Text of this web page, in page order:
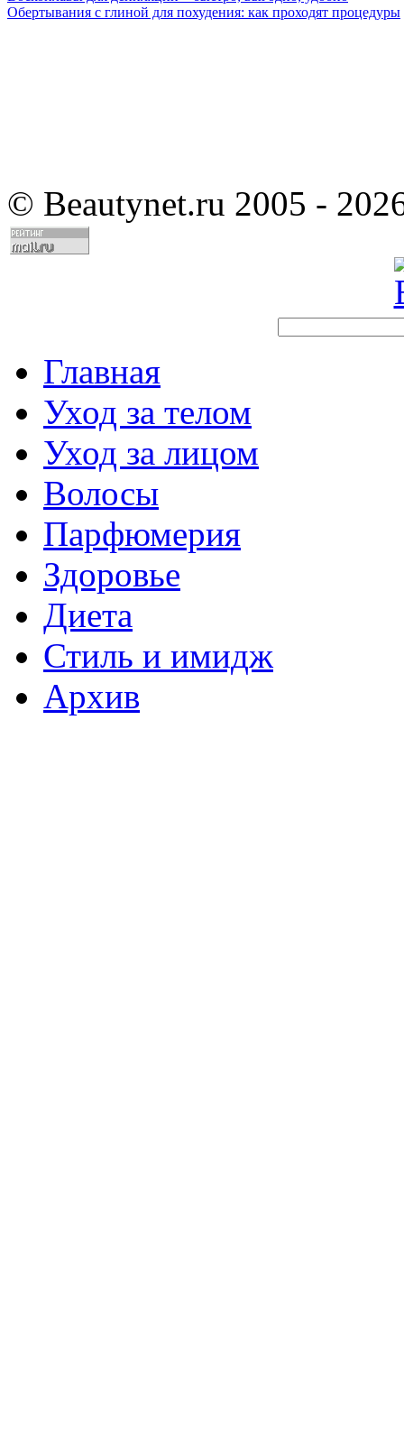
Обертывания с глиной для похудения: как проходят процедуры
© Beautynet.ru 2005 -
Главная
Уход за телом
Уход за лицом
Волосы
Парфюмерия
Здоровье
Диета
Стиль и имидж
Архив